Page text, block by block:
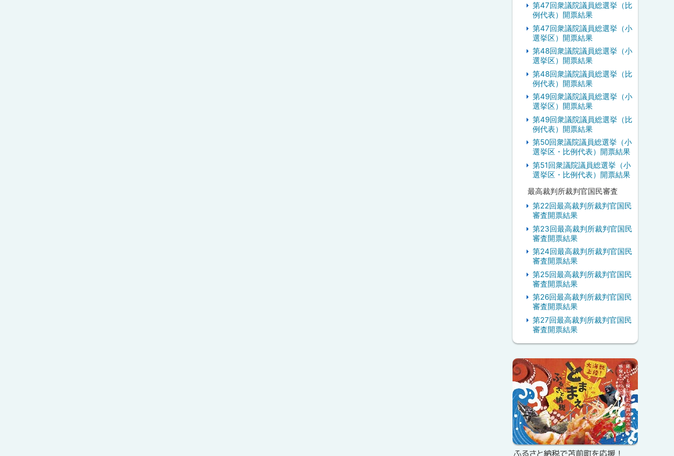
第47回衆議院議員総選挙（比
例代表）開票結果
第47回衆議院議員総選挙（小
選挙区）開票結果
第48回衆議院議員総選挙（小
選挙区）開票結果
第48回衆議院議員総選挙（比
例代表）開票結果
第49回衆議院議員総選挙（小
選挙区）開票結果
第49回衆議院議員総選挙（比
例代表）開票結果
第50回衆議院議員総選挙（小
選挙区・比例代表）開票結果
第51回衆議院議員総選挙（小
選挙区・比例代表）開票結果
最高裁判所裁判官国民審査
第22回最高裁判所裁判官国民
審査開票結果
第23回最高裁判所裁判官国民
審査開票結果
第24回最高裁判所裁判官国民
審査開票結果
第25回最高裁判所裁判官国民
審査開票結果
第26回最高裁判所裁判官国民
審査開票結果
第27回最高裁判所裁判官国民
審査開票結果
ピ
ッ
ク
ア
ッ
プ
ふるさと納税で苫前町を応援！